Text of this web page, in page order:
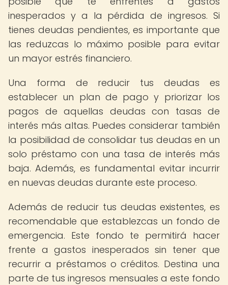
inesperados y a la pérdida de ingresos. Si
tienes deudas pendientes, es importante que
las reduzcas lo máximo posible para evitar
un mayor estrés financiero.
Una forma de reducir tus deudas es
establecer un plan de pago y priorizar los
pagos de aquellas deudas con tasas de
interés más altas. Puedes considerar también
la posibilidad de consolidar tus deudas en un
solo préstamo con una tasa de interés más
baja. Además, es fundamental evitar incurrir
en nuevas deudas durante este proceso.
Además de reducir tus deudas existentes, es
recomendable que establezcas un fondo de
emergencia. Este fondo te permitirá hacer
frente a gastos inesperados sin tener que
recurrir a préstamos o créditos. Destina una
parte de tus ingresos mensuales a este fondo